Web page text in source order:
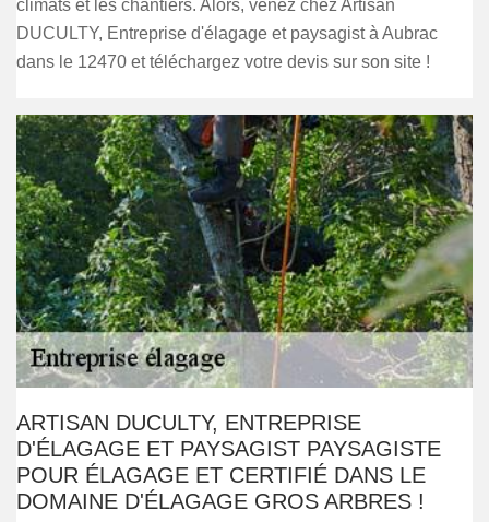
climats et les chantiers. Alors, venez chez Artisan
DUCULTY, Entreprise d'élagage et paysagist à Aubrac
dans le 12470 et téléchargez votre devis sur son site !
ARTISAN DUCULTY, ENTREPRISE
D'ÉLAGAGE ET PAYSAGIST PAYSAGISTE
POUR ÉLAGAGE ET CERTIFIÉ DANS LE
DOMAINE D'ÉLAGAGE GROS ARBRES !